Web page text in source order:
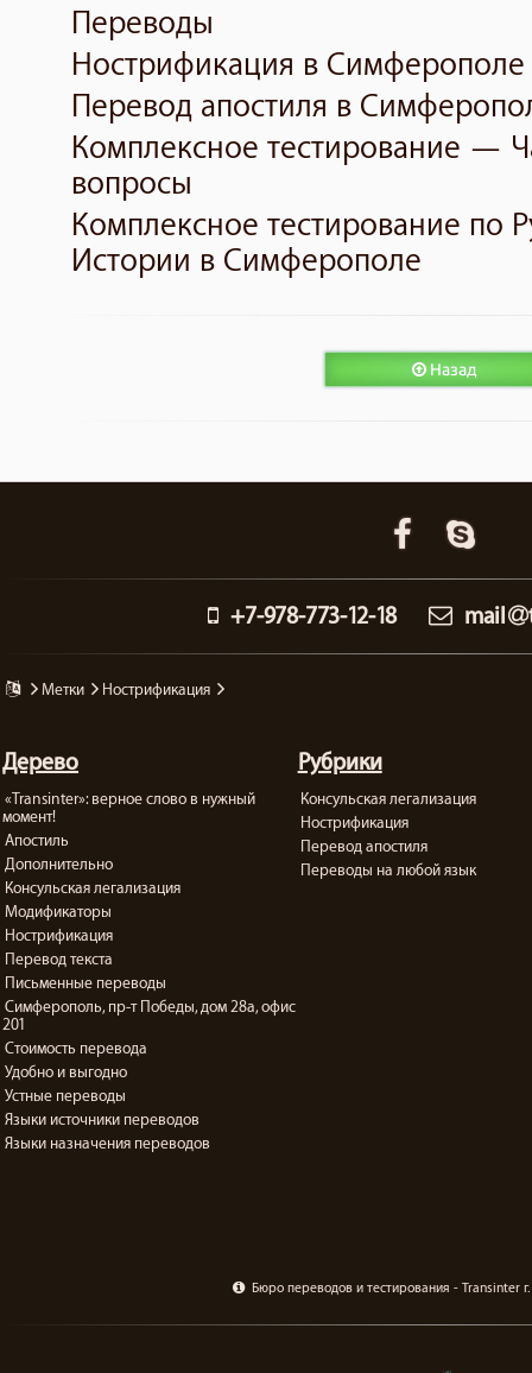
Переводы
Нострификация в Симферополе
Перевод апостиля в
Комплексное тестирование —
вопросы
Комплексное тестирование по
Истории в Симферополе
Назад
+7-978-773-12-18 mail
метки нострификация
Дерево
«Transinter»: верное слово в нужный
момент!
Апостиль
Дополнительно
Консульская легализация
Модификаторы
Нострификация
Перевод текста
Письменные переводы
Симферополь, пр-т Победы, дом 28а, офис
201
Стоимость перевода
Удобно и выгодно
Устные переводы
Языки источники переводов
Языки назначения переводов
Рубрики
Консульская легализация
Нострификация
Перевод апостиля
Переводы на любой язык
Бюро переводов и тестирования - Transinter